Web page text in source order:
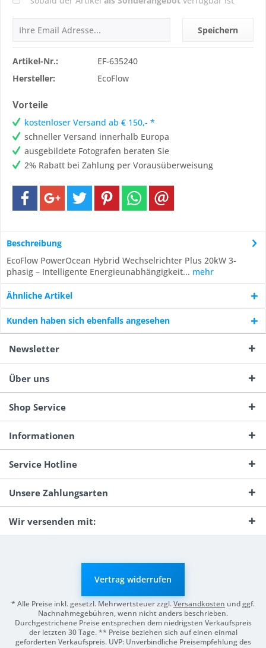
Speichern
Artikel-Nr.:
EF-635240
Hersteller:
EcoFlow
Vorteile
kostenloser Versand ab € 150,- *
schneller Versand innerhalb Europa
ausgebildete Fotografen beraten Sie
2% Rabatt bei Zahlung per Vorausüberweisung
Beschreibung
EcoFlow PowerOcean Hybrid Wechselrichter Plus 20kW 3-
phasig – Intelligente Energieunabhängigkeit... mehr
Ähnliche Artikel
Kunden haben sich ebenfalls angesehen
Newsletter
Über uns
Shop Service
Informationen
Service Hotline
Unsere Zahlungsarten
Wir versenden mit:
Vertrag widerrufen
* Alle Preise inkl. gesetzl. Mehrwertsteuer zzgl.Versandkosten und ggf.
Nachnahmegebühren, wenn nicht anders beschrieben.
Durchgestrichene Preise entsprechen dem niedrigsten Verkaufspreis
der letzten 30 Tage. ** Preise beziehen sich auf einen einmal
geforderten Verkaufspreis. UVP: Unverbindliche Preisempfehlung des